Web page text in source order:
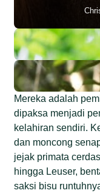
Mereka adalah
dipaksa menjadi
kelahiran sendiri.
dan moncong
jejak primata
hingga Leuser,
saksi bisu